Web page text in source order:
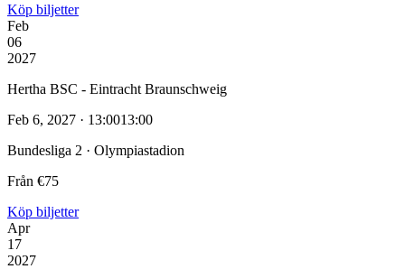
Köp biljetter
Feb
06
2027
Hertha BSC - Eintracht Braunschweig
Feb 6, 2027 · 13:0013:00
Bundesliga 2 · Olympiastadion
Från €75
Köp biljetter
Apr
17
2027